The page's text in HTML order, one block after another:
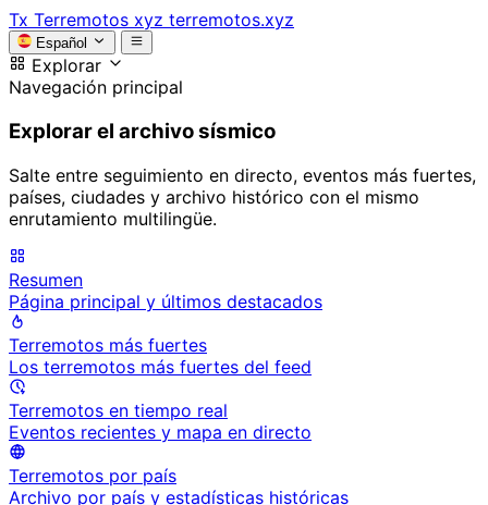
Tx Terremotos xyz terremotos.xyz
Español
Explorar
Navegación principal
Explorar el archivo sísmico
Salte entre seguimiento en directo, eventos más fuertes,
países, ciudades y archivo histórico con el mismo
enrutamiento multilingüe.
Resumen
Página principal y últimos destacados
Terremotos más fuertes
Los terremotos más fuertes del feed
Terremotos en tiempo real
Eventos recientes y mapa en directo
Terremotos por país
Archivo por país y estadísticas históricas